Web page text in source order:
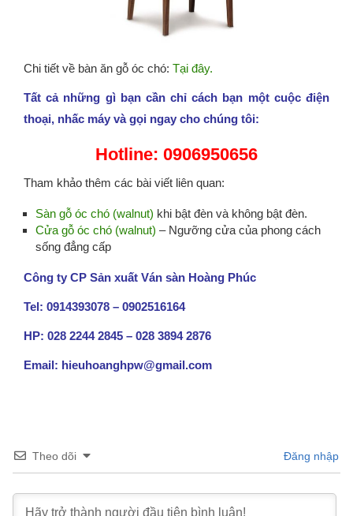
Chi tiết về bàn ăn gỗ óc chó: Tại đây.
Tất cả những gì bạn cần chỉ cách bạn một cuộc điện
thoại, nhấc máy và gọi ngay cho chúng tôi:
Hotline: 0906950656
Tham khảo thêm các bài viết liên quan:
Sàn gỗ óc chó (walnut) khi bật đèn và không bật đèn.
Cửa gỗ óc chó (walnut) – Ngưỡng cửa của phong cách
sống đẳng cấp
Công ty CP Sản xuất Ván sàn Hoàng Phúc
Tel: 0914393078 – 0902516164
HP: 028 2244 2845 – 028 3894 2876
Email: hieuhoanghpw@gmail.com
Theo dõi Đăng nhập